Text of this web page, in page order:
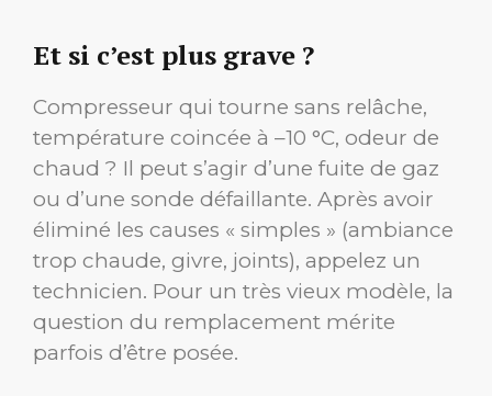
Et si c’est plus grave ?
Compresseur qui tourne sans relâche,
température coincée à –10 °C, odeur de
chaud ? Il peut s’agir d’une fuite de gaz
ou d’une sonde défaillante. Après avoir
éliminé les causes « simples » (ambiance
trop chaude, givre, joints), appelez un
technicien. Pour un très vieux modèle, la
question du remplacement mérite
parfois d’être posée.